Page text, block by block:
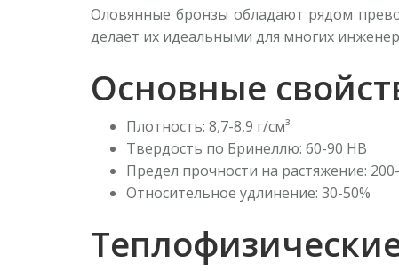
Оловянные бронзы обладают рядом
делает их идеальными для многих
Основные
Плотность: 8,7-8,9 г/см³
Твердость по Бринеллю: 60-90 HB
Предел прочности на растяжение:
Относительное удлинение: 30-50%